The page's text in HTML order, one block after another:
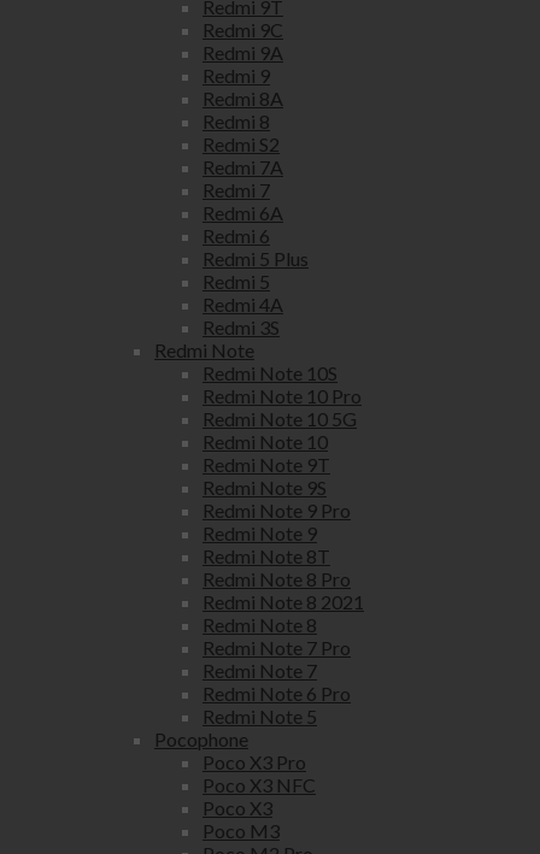
Redmi 9T
Redmi 9C
Redmi 9A
Redmi 9
Redmi 8A
Redmi 8
Redmi S2
Redmi 7A
Redmi 7
Redmi 6A
Redmi 6
Redmi 5 Plus
Redmi 5
Redmi 4A
Redmi 3S
Redmi Note
Redmi Note 10S
Redmi Note 10 Pro
Redmi Note 10 5G
Redmi Note 10
Redmi Note 9T
Redmi Note 9S
Redmi Note 9 Pro
Redmi Note 9
Redmi Note 8T
Redmi Note 8 Pro
Redmi Note 8 2021
Redmi Note 8
Redmi Note 7 Pro
Redmi Note 7
Redmi Note 6 Pro
Redmi Note 5
Pocophone
Poco X3 Pro
Poco X3 NFC
Poco X3
Poco M3